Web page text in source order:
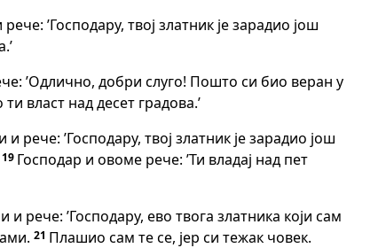
’Господару, твој златник је зарадио још
’Одлично, добри слуго! Пошто си био веран у
власт над десет градова.’
и рече: ’Господару, твој златник је зарадио још
19 Господар и овоме рече: ’Ти владај над пет
и рече: ’Господару, ево твога златника који сам
21 Плашио сам те се, јер си тежак човек.